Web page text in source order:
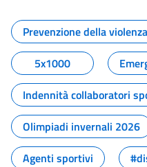
Tutti i
Prevenzione della
5x1000
Indennità collaboratori
Olimpiadi invernali 2026
Agenti sportivi